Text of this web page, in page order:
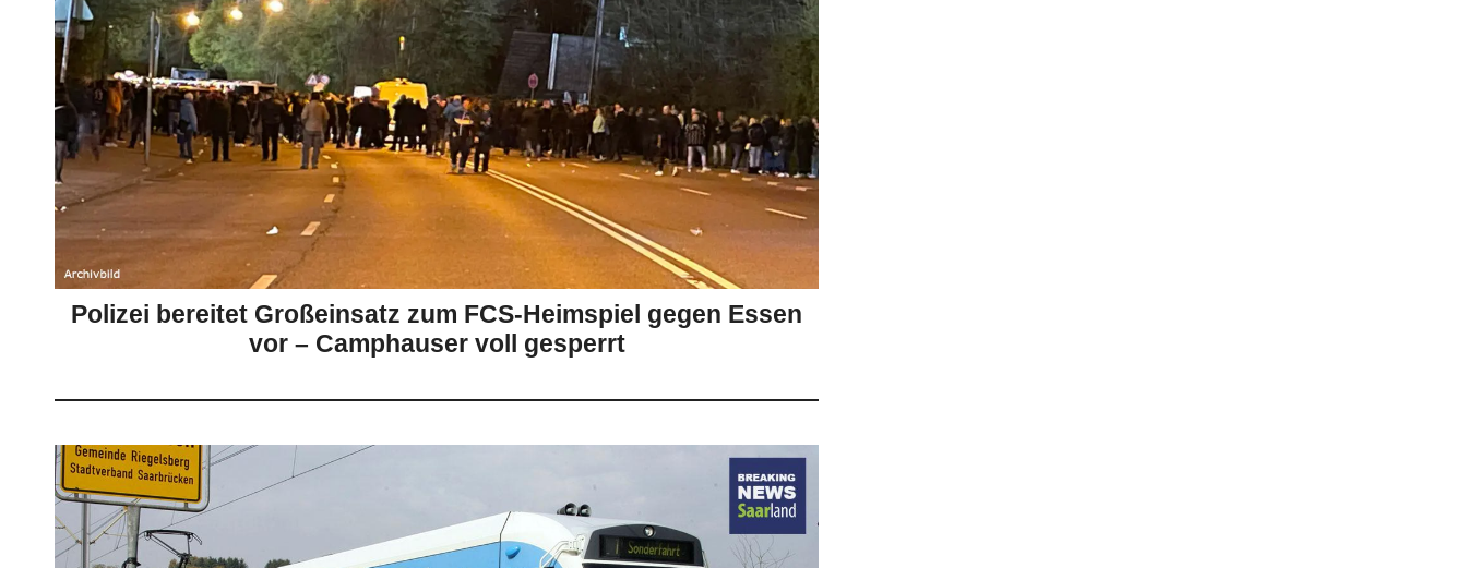
Polizei bereitet Großeinsatz zum FCS-Heimspiel gegen Essen
vor – Camphauser voll gesperrt